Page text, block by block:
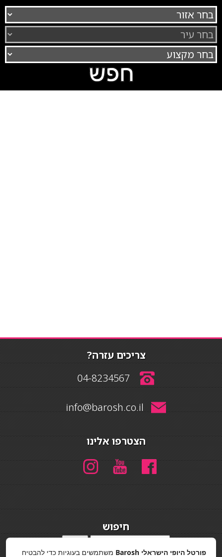
צריכים עזרה?
04-8234567
info@barosh.co.il
הצטרפו אלינו
חיפוש
פורטל היופי הישראלי Barosh משתמשים בעוגיות כדי להבטיח